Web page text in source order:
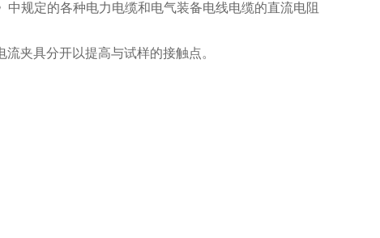
规定的各种电力电缆和电气装备电线电缆的直流电阻
夹具分开以提高与试样的接触点。